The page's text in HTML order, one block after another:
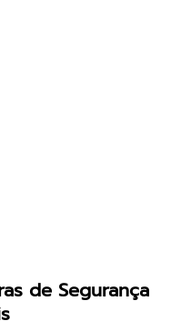
de Segurança